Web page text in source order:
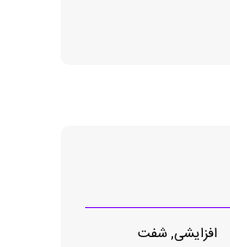
افزایشی, شفت